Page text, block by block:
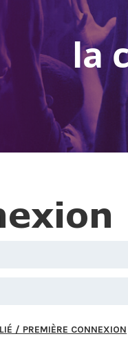
la
/ PREMIÈRE CONNEXION